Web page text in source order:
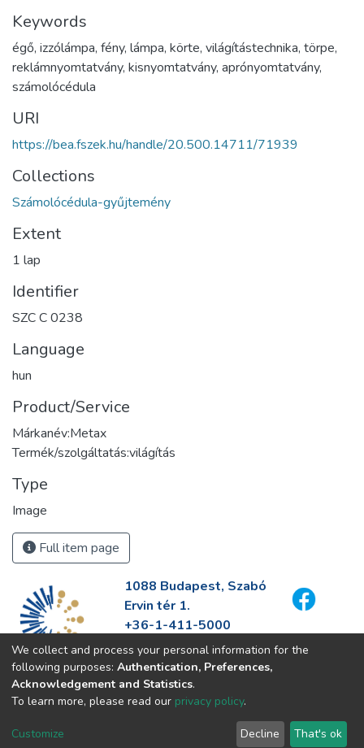
Keywords
égő, izzólámpa, fény, lámpa, körte, világítástechnika, törpe,
reklámnyomtatvány, kisnyomtatvány, aprónyomtatvány,
számolócédula
URI
https://bea.fszek.hu/handle/20.500.14711/71939
Collections
Számolócédula-gyűjtemény
Extent
1 lap
Identifier
SZC C 0238
Language
hun
Product/Service
Márkanév:Metax
Termék/szolgáltatás:világítás
Type
Image
Full item page
1088 Budapest, Szabó
Ervin tér 1.
+36-1-411-5000
info@fszek.hu
https://fszek.hu
We collect and process your personal information for the
following purposes: Authentication, Preferences,
Acknowledgement and Statistics.
To learn more, please read our privacy policy.
Customize Decline That's ok